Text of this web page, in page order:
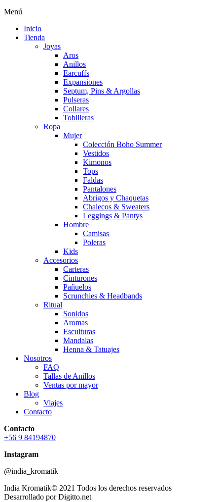
Menú
Inicio
Tienda
Joyas
Aros
Anillos
Earcuffs
Expansiones
Septum, Pins & Argollas
Pulseras
Collares
Tobilleras
Ropa
Mujer
Colección Boho Summer
Vestidos
Kimonos
Tops
Faldas
Pantalones
Abrigos y Chaquetas
Chalecos & Sweaters
Leggings & Pantys
Hombre
Camisas
Poleras
Kids
Accesorios
Carteras
Cinturones
Pañuelos
Scrunchies & Headbands
Ritual
Sonidos
Aromas
Esculturas
Mandalas
Henna & Tatuajes
Nosotros
FAQ
Tallas de Anillos
Ventas por mayor
Blog
Viajes
Contacto
Contacto
+56 9 84194870
Instagram
@india_kromatik
India Kromatik© 2021 Todos los derechos reservados
Desarrollado por Digitto.net